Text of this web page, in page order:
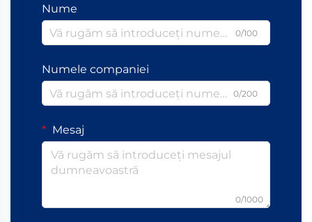
Nume
0/100
Numele companiei
0/200
Mesaj
0/1000